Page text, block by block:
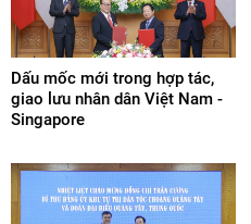
Dấu mốc mới trong hợp tác,
giao lưu nhân dân Việt Nam -
Singapore